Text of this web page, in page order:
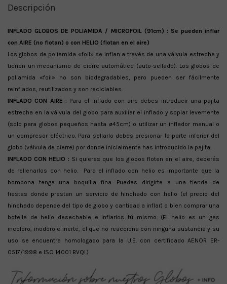
Descripción
INFLADO GLOBOS DE POLIAMIDA / MICROFOIL (91cm) : Se pueden inflar
con AIRE (no flotan) o con HELIO (flotan en el aire)
Los globos de poliamida «foil» se inflan a través de una válvula estrecha y
tienen un mecanismo de cierre automático (auto-sellado). Los globos de
poliamida «foil» no son biodegradables, pero pueden ser fácilmente
reinflados, reutilizados y son reciclables.
INFLADO CON AIRE : Para el inflado con aire debes introducir una pajita
estrecha en la válvula del globo para auxiliar el inflado y soplar levemente
(solo para globos pequeños hasta ø45cm) o utilizar un inflador manual o
un compresor eléctrico. Para sellarlo debes presionar la parte inferior del
globo (válvula de cierre) por donde inicialmente has introducido la pajita.
INFLADO CON HELIO : Si quieres que los globos floten en el aire, deberás
de rellenarlos con helio. Para el inflado con helio es importante que la
bombona tenga una boquilla fina. Puedes dirigirte a una tienda de
fiestas donde prestan un servicio de hinchado con helio (el precio del
hinchado depende del tipo de globo y cantidad a inflar) o bien comprar una
botella de helio desechable e inflarlos tú mismo. (El helio es un gas
incoloro, inodoro e inerte, el que no reacciona con ninguna sustancia y su
uso se encuentra homologado para la U.E. con certificado AENOR ER-
0517/1998 e ISO 14001 BVQI.)